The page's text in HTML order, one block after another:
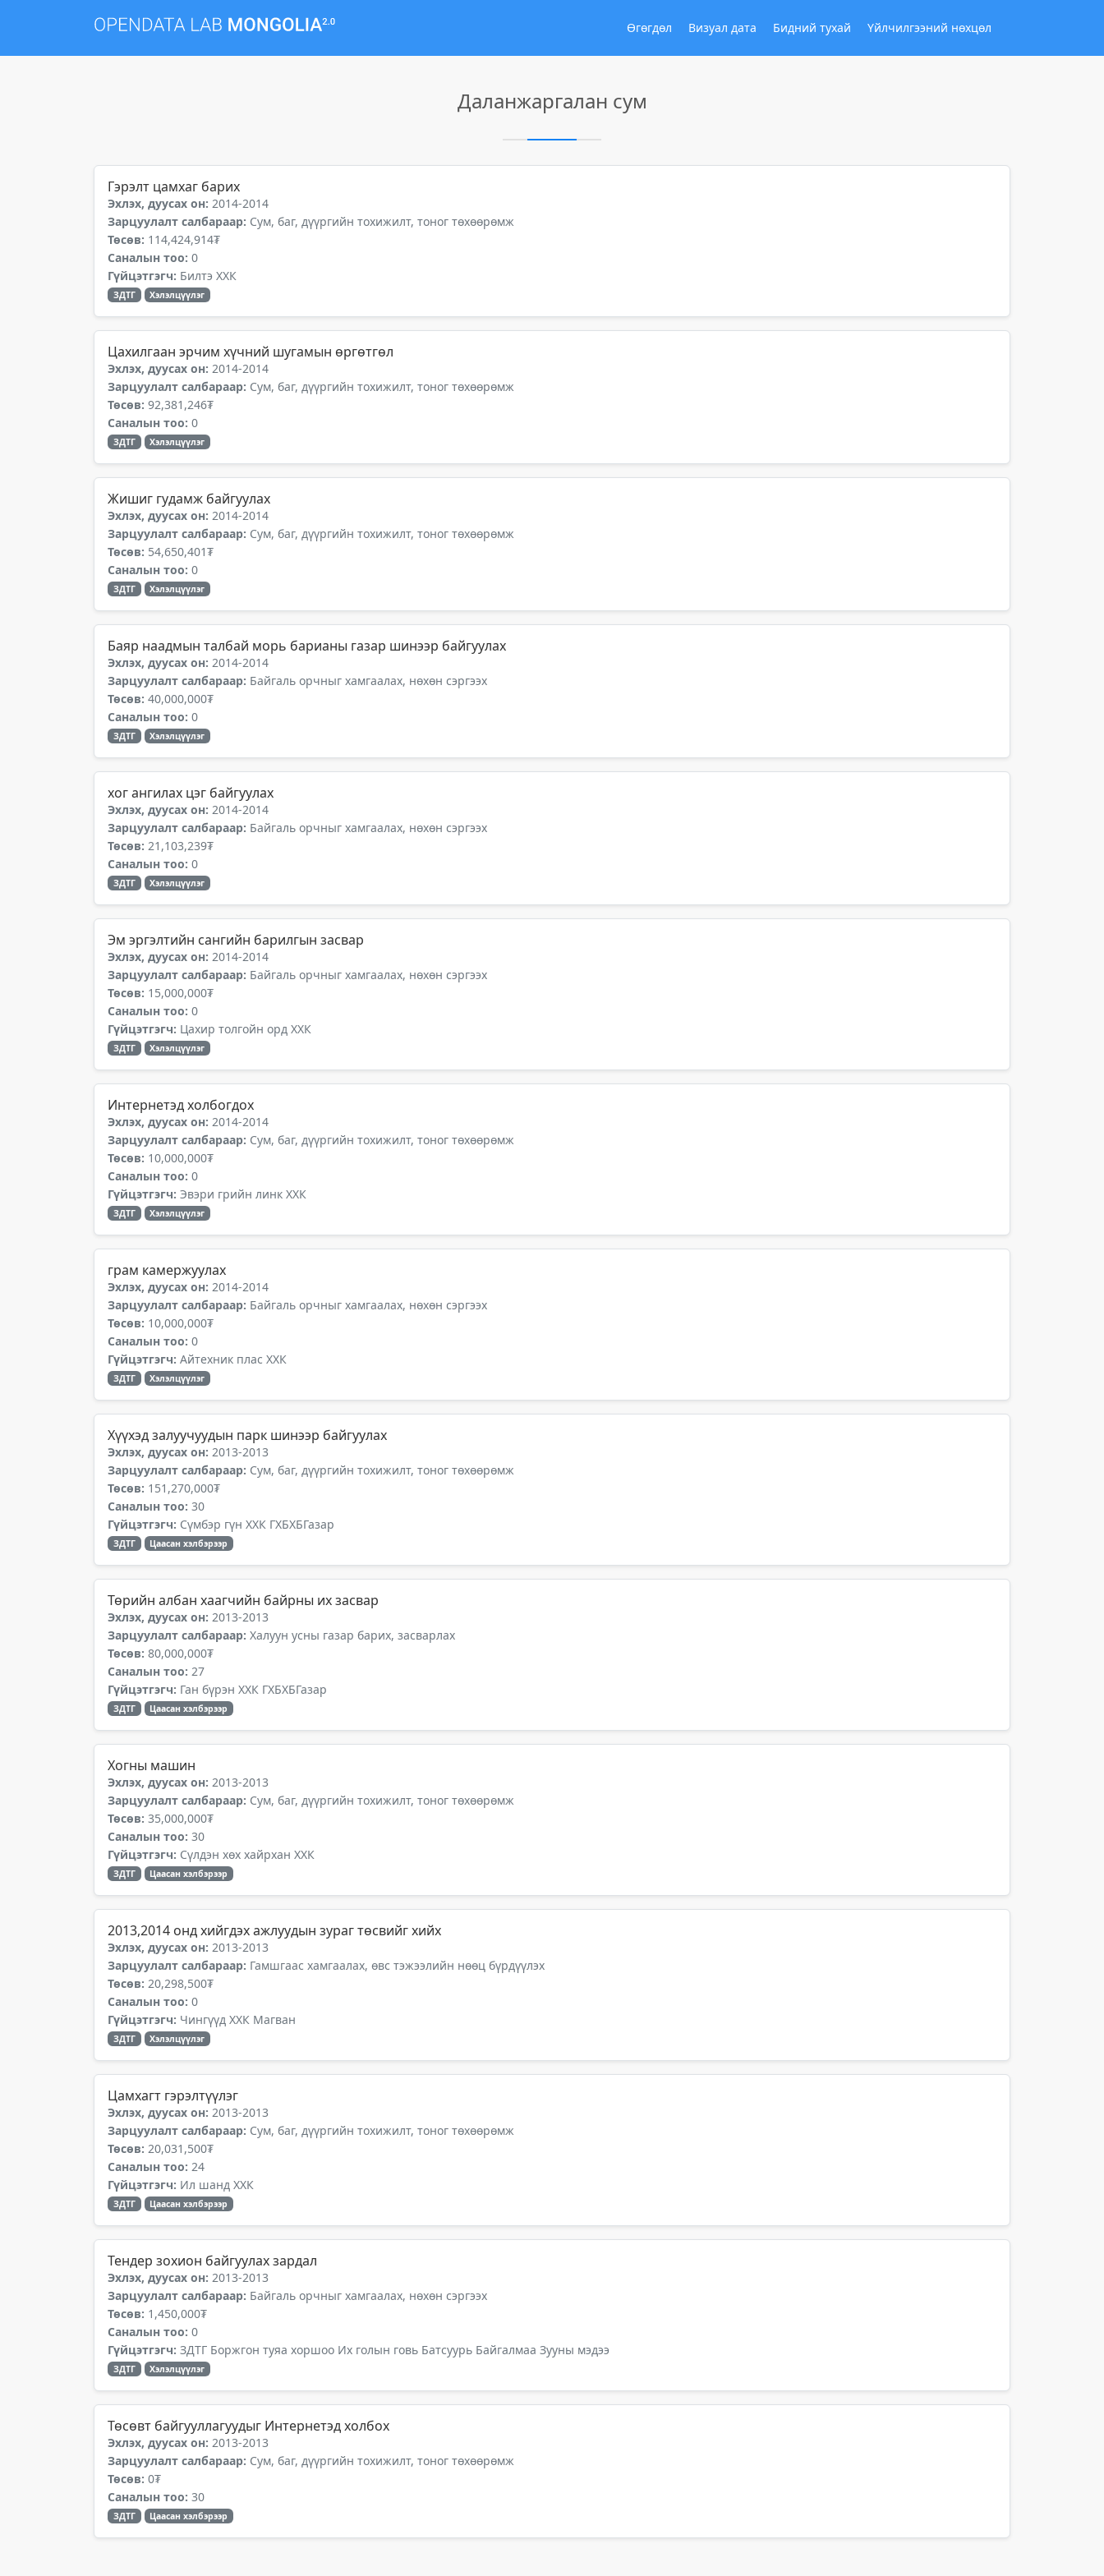
Өгөгдөл Визуал дата Бидний тухай Үйлчилгээний нөхцөл
Даланжаргалан сум
Гэрэлт цамхаг барих
Эхлэх, дуусах он: 2014-2014
Зарцуулалт салбараар: Сум, баг, дүүргийн тохижилт, тоног төхөөрөмж
Төсөв: 114,424,914₮
Саналын тоо: 0
Гүйцэтгэгч: Билтэ ХХК
ЗДТГ Хэлэлцүүлэг
Цахилгаан эрчим хүчний шугамын өргөтгөл
Эхлэх, дуусах он: 2014-2014
Зарцуулалт салбараар: Сум, баг, дүүргийн тохижилт, тоног төхөөрөмж
Төсөв: 92,381,246₮
Саналын тоо: 0
ЗДТГ Хэлэлцүүлэг
Жишиг гудамж байгуулах
Эхлэх, дуусах он: 2014-2014
Зарцуулалт салбараар: Сум, баг, дүүргийн тохижилт, тоног төхөөрөмж
Төсөв: 54,650,401₮
Саналын тоо: 0
ЗДТГ Хэлэлцүүлэг
Баяр наадмын талбай морь барианы газар шинээр байгуулах
Эхлэх, дуусах он: 2014-2014
Зарцуулалт салбараар: Байгаль орчныг хамгаалах, нөхөн сэргээх
Төсөв: 40,000,000₮
Саналын тоо: 0
ЗДТГ Хэлэлцүүлэг
хог ангилах цэг байгуулах
Эхлэх, дуусах он: 2014-2014
Зарцуулалт салбараар: Байгаль орчныг хамгаалах, нөхөн сэргээх
Төсөв: 21,103,239₮
Саналын тоо: 0
ЗДТГ Хэлэлцүүлэг
Эм эргэлтийн сангийн барилгын засвар
Эхлэх, дуусах он: 2014-2014
Зарцуулалт салбараар: Байгаль орчныг хамгаалах, нөхөн сэргээх
Төсөв: 15,000,000₮
Саналын тоо: 0
Гүйцэтгэгч: Цахир толгойн орд ХХК
ЗДТГ Хэлэлцүүлэг
Интернетэд холбогдох
Эхлэх, дуусах он: 2014-2014
Зарцуулалт салбараар: Сум, баг, дүүргийн тохижилт, тоног төхөөрөмж
Төсөв: 10,000,000₮
Саналын тоо: 0
Гүйцэтгэгч: Эвэри грийн линк ХХК
ЗДТГ Хэлэлцүүлэг
грам камержуулах
Эхлэх, дуусах он: 2014-2014
Зарцуулалт салбараар: Байгаль орчныг хамгаалах, нөхөн сэргээх
Төсөв: 10,000,000₮
Саналын тоо: 0
Гүйцэтгэгч: Айтехник плас ХХК
ЗДТГ Хэлэлцүүлэг
Хүүхэд залуучуудын парк шинээр байгуулах
Эхлэх, дуусах он: 2013-2013
Зарцуулалт салбараар: Сум, баг, дүүргийн тохижилт, тоног төхөөрөмж
Төсөв: 151,270,000₮
Саналын тоо: 30
Гүйцэтгэгч: Сүмбэр гүн ХХК ГХБХБГазар
ЗДТГ Цаасан хэлбэрээр
Төрийн албан хаагчийн байрны их засвар
Эхлэх, дуусах он: 2013-2013
Зарцуулалт салбараар: Халуун усны газар барих, засварлах
Төсөв: 80,000,000₮
Саналын тоо: 27
Гүйцэтгэгч: Ган бүрэн ХХК ГХБХБГазар
ЗДТГ Цаасан хэлбэрээр
Хогны машин
Эхлэх, дуусах он: 2013-2013
Зарцуулалт салбараар: Сум, баг, дүүргийн тохижилт, тоног төхөөрөмж
Төсөв: 35,000,000₮
Саналын тоо: 30
Гүйцэтгэгч: Сүлдэн хөх хайрхан ХХК
ЗДТГ Цаасан хэлбэрээр
2013,2014 онд хийгдэх ажлуудын зураг төсвийг хийх
Эхлэх, дуусах он: 2013-2013
Зарцуулалт салбараар: Гамшгаас хамгаалах, өвс тэжээлийн нөөц бүрдүүлэх
Төсөв: 20,298,500₮
Саналын тоо: 0
Гүйцэтгэгч: Чингүүд ХХК Магван
ЗДТГ Хэлэлцүүлэг
Цамхагт гэрэлтүүлэг
Эхлэх, дуусах он: 2013-2013
Зарцуулалт салбараар: Сум, баг, дүүргийн тохижилт, тоног төхөөрөмж
Төсөв: 20,031,500₮
Саналын тоо: 24
Гүйцэтгэгч: Ил шанд ХХК
ЗДТГ Цаасан хэлбэрээр
Тендер зохион байгуулах зардал
Эхлэх, дуусах он: 2013-2013
Зарцуулалт салбараар: Байгаль орчныг хамгаалах, нөхөн сэргээх
Төсөв: 1,450,000₮
Саналын тоо: 0
Гүйцэтгэгч: ЗДТГ Боржгон туяа хоршоо Их голын говь Батсуурь Байгалмаа Зууны мэдээ
ЗДТГ Хэлэлцүүлэг
Төсөвт байгууллагуудыг Интернетэд холбох
Эхлэх, дуусах он: 2013-2013
Зарцуулалт салбараар: Сум, баг, дүүргийн тохижилт, тоног төхөөрөмж
Төсөв: 0₮
Саналын тоо: 30
ЗДТГ Цаасан хэлбэрээр